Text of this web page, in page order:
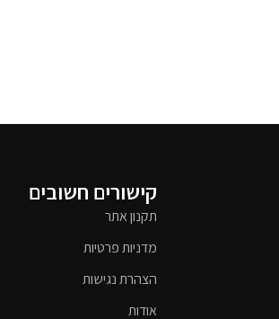
קישורים חשובים
תקנון אתר
מדניות פרטיות
הצהרת נגישות
אודות